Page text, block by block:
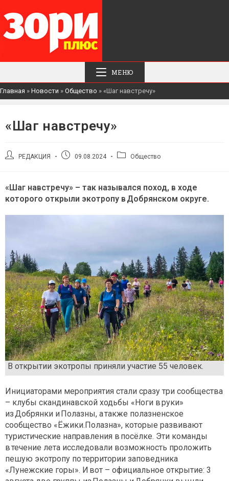
МЕНЮ
Главная » Новости » Общество » «Шаг навстречу»
«Шаг навстречу»
АвторРЕДАКЦИЯ
Запись09.08.2024
РубрикаОбщество
«Шаг навстречу» – так назывался поход, в ходе
которого открыли экотропу в Добрянском округе.
В открытии экотропы приняли участие 55 человек.
Инициаторами мероприятия стали сразу три сообщества
– клубы скандинавской ходьбы «Ноги в руки»
из Добрянки и Полазны, а также полазненское
сообщество «Ёжики.Полазна», которые развивают
туристические направления в посёлке. Эти команды
в течение лета исследовали возможность проложить
пешую экотропу по территории заповедника
«Лунежские горы». И вот – официальное открытие: 3